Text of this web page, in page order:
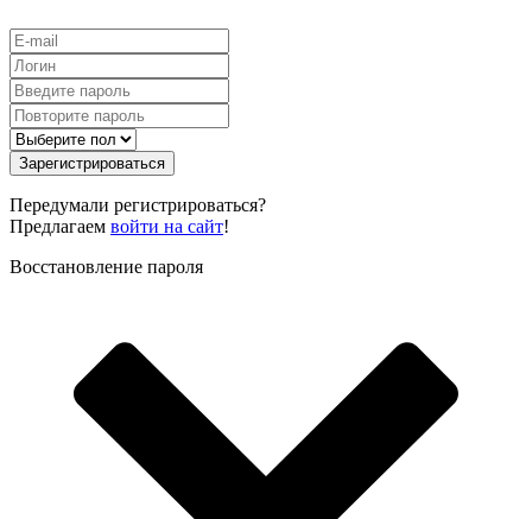
Зарегистрироваться
Передумали регистрироваться?
Предлагаем войти на сайт!
Восстановление пароля